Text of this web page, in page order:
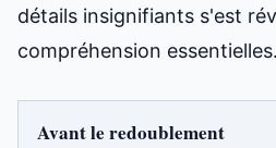
détails insignifiants s'est
compréhension essentielles.
Avant le redoublement